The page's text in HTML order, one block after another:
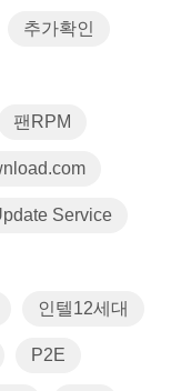
추가확인
팬RPM
Service
인텔12세대
P2E